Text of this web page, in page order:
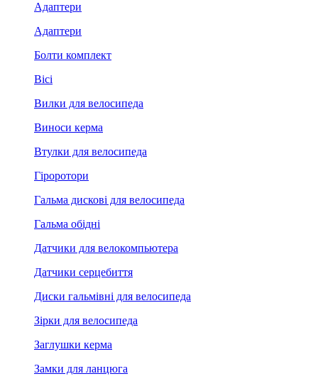
Адаптери
Адаптери
Болти комплект
Вісі
Вилки для велосипеда
Виноси керма
Втулки для велосипеда
Гіроротори
Гальма дискові для велосипеда
Гальма обідні
Датчики для велокомпьютера
Датчики серцебиття
Диски гальмівні для велосипеда
Зірки для велосипеда
Заглушки керма
Замки для ланцюга